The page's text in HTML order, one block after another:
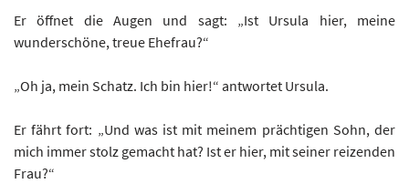
Er öffnet die Augen und sagt: „Ist Ursula hier, meine
wunderschöne, treue Ehefrau?“
„Oh ja, mein Schatz. Ich bin hier!“ antwortet Ursula.
Er fährt fort: „Und was ist mit meinem prächtigen Sohn, der
mich immer stolz gemacht hat? Ist er hier, mit seiner reizenden
Frau?“